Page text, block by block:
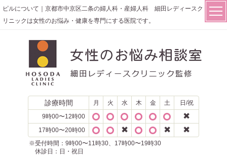
ピルについて｜京都市中京区二条の婦人科・産婦人科 細田レディースク
リニックは女性のお悩み・健康を専門にする医院です。
診療時間 月 火 水 木 金 土
日/祝
9時00〜12時00
✖
17時00〜20時00 ✖ ✖ ✖
※受付時間：9時00〜11時30、17時00〜19時30
休診日：日・祝日